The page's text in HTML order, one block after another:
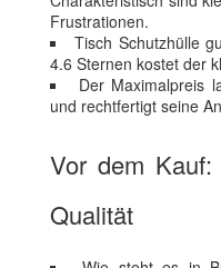
Frustrationen.
Tisch Schutzhülle
4.6 Sternen kostet der
Der Maximalpreis
und rechtfertigt seine
Vor dem
Qualität